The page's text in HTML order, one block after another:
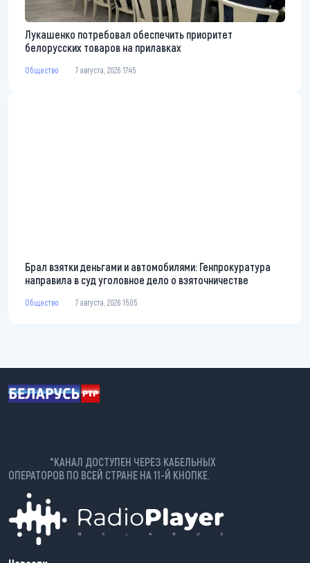
Лукашенко потребовал обеспечить приоритет
белорусских товаров на прилавках
Общество 7 августа, 2026 17:45
Брал взятки деньгами и автомобилями: Генпрокуратура
направила в суд уголовное дело о взяточничестве
Общество 7 августа, 2026 15:05
*КАНАЛ ДОСТУПЕН ЧЕРЕЗ КАБЕЛЬНЫХ
ОПЕРАТОРОВ ПО ВСЕЙ СТРАНЕ НА 11-Й КНОПКЕ.